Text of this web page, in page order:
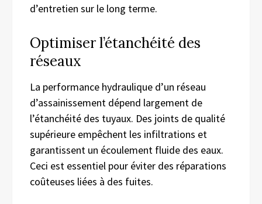
d’entretien sur le long terme.
Optimiser l’étanchéité des
réseaux
La performance hydraulique d’un réseau
d’assainissement dépend largement de
l’étanchéité des tuyaux. Des joints de qualité
supérieure empêchent les infiltrations et
garantissent un écoulement fluide des eaux.
Ceci est essentiel pour éviter des réparations
coûteuses liées à des fuites.